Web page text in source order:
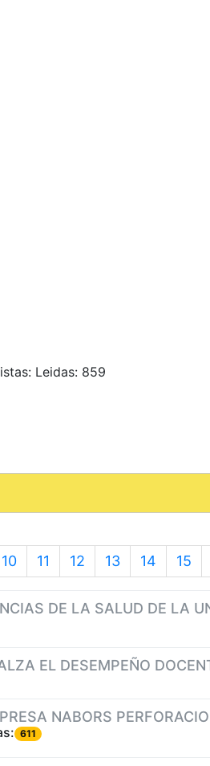
Leidas: 859
10 11 12 13 14 15
DE LA SALUD DE LA
EL DESEMPEÑO
NABORS
611